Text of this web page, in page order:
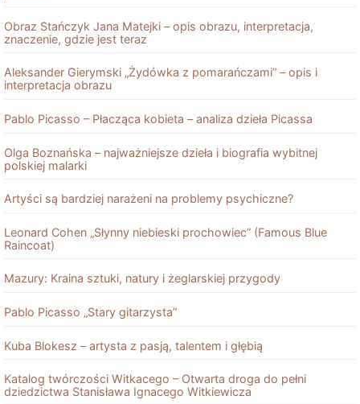
Obraz Stańczyk Jana Matejki – opis obrazu, interpretacja,
znaczenie, gdzie jest teraz
Aleksander Gierymski „Żydówka z pomarańczami” – opis i
interpretacja obrazu
Pablo Picasso – Płacząca kobieta – analiza dzieła Picassa
Olga Boznańska – najważniejsze dzieła i biografia wybitnej
polskiej malarki
Artyści są bardziej narażeni na problemy psychiczne?
Leonard Cohen „Słynny niebieski prochowiec” (Famous Blue
Raincoat)
Mazury: Kraina sztuki, natury i żeglarskiej przygody
Pablo Picasso „Stary gitarzysta”
Kuba Blokesz – artysta z pasją, talentem i głębią
Katalog twórczości Witkacego – Otwarta droga do pełni
dziedzictwa Stanisława Ignacego Witkiewicza